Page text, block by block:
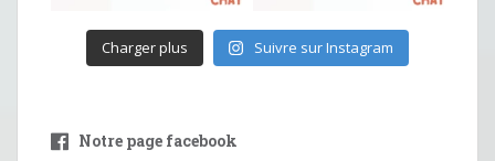
Charger plus Suivre sur Instagram
Notre page facebook